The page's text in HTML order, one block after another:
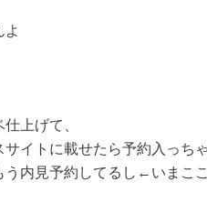
よ
上げて、
イトに載せたら予約入っちゃ
う内見予約してるし←いまここ